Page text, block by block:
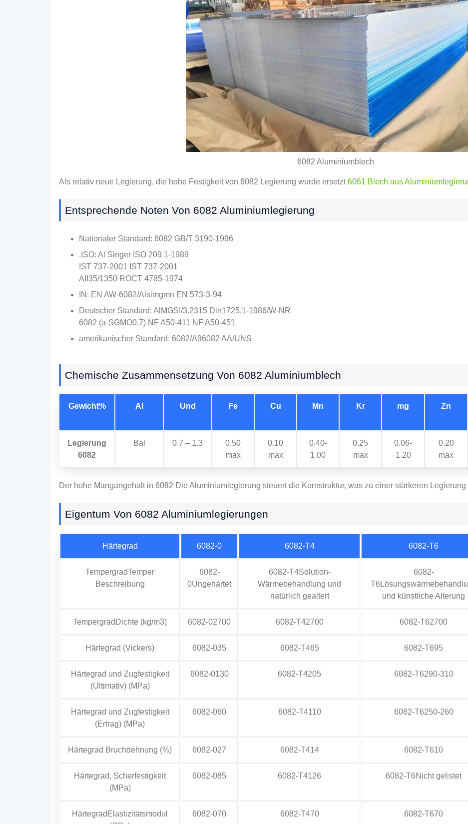
6082 Aluminiumblech
Als relativ neue Legierung, die hohe Festigkeit von 6082 Legierung wurde ersetzt6061 Blech aus
Entsprechende Noten Von 6082 Aluminiumlegierung
Nationaler Standard: 6082 GB/T 3190-1996
.ISO: Al Singer ISO 209.1-1989
IST 737-2001 IST 737-2001
AII35/1350 ROCT 4785-1974
IN: EN AW-6082/Alsimgmn EN 573-3-94
Deutscher Standard: AlMGSI/3.2315 Din1725.1-1986/W-NR
6082 (a-SGMO0,7) NF A50-411 NF A50-451
amerikanischer Standard: 6082/A96082 AA/UNS
Chemische Zusammensetzung Von 6082 Aluminiumblech
Gewicht% Al Und Fe Cu Mn Kr mg Zn
Legierung
6082
Bal 0.7 – 1.3
0.50
max
0.10
max
0.40-
1.00
0.25
max
0.06-
1.20
0.20
max
Der hohe Mangangehalt in 6082 Die Aluminiumlegierung steuert die Kornstruktur, was zu einer stärkeren Legierung
Eigentum Von 6082 Aluminiumlegierungen
Härtegrad 6082-0 6082-T4 6082-T6
TempergradTemper
Beschreibung
6082-
0Ungehärtet
6082-T4Solution-
Wärmebehandlung und
natürlich gealtert
6082-
und künstliche Alterung
TempergradDichte (kg/m3) 6082-02700 6082-T42700 6082-T62700
Härtegrad (Vickers) 6082-035 6082-T465 6082-T695
Härtegrad und Zugfestigkeit
(Ultimativ) (MPa)
6082-0130 6082-T4205 6082-T6290-310
Härtegrad und Zugfestigkeit
(Ertrag) (MPa)
6082-060 6082-T4110 6082-T6250-260
Härtegrad Bruchdehnung (%) 6082-027 6082-T414 6082-T610
Härtegrad, Scherfestigkeit
(MPa)
6082-085 6082-T4126 6082-T6Nicht gelistet
HärtegradElastizitätsmodul
6082-070 6082-T470 6082-T670